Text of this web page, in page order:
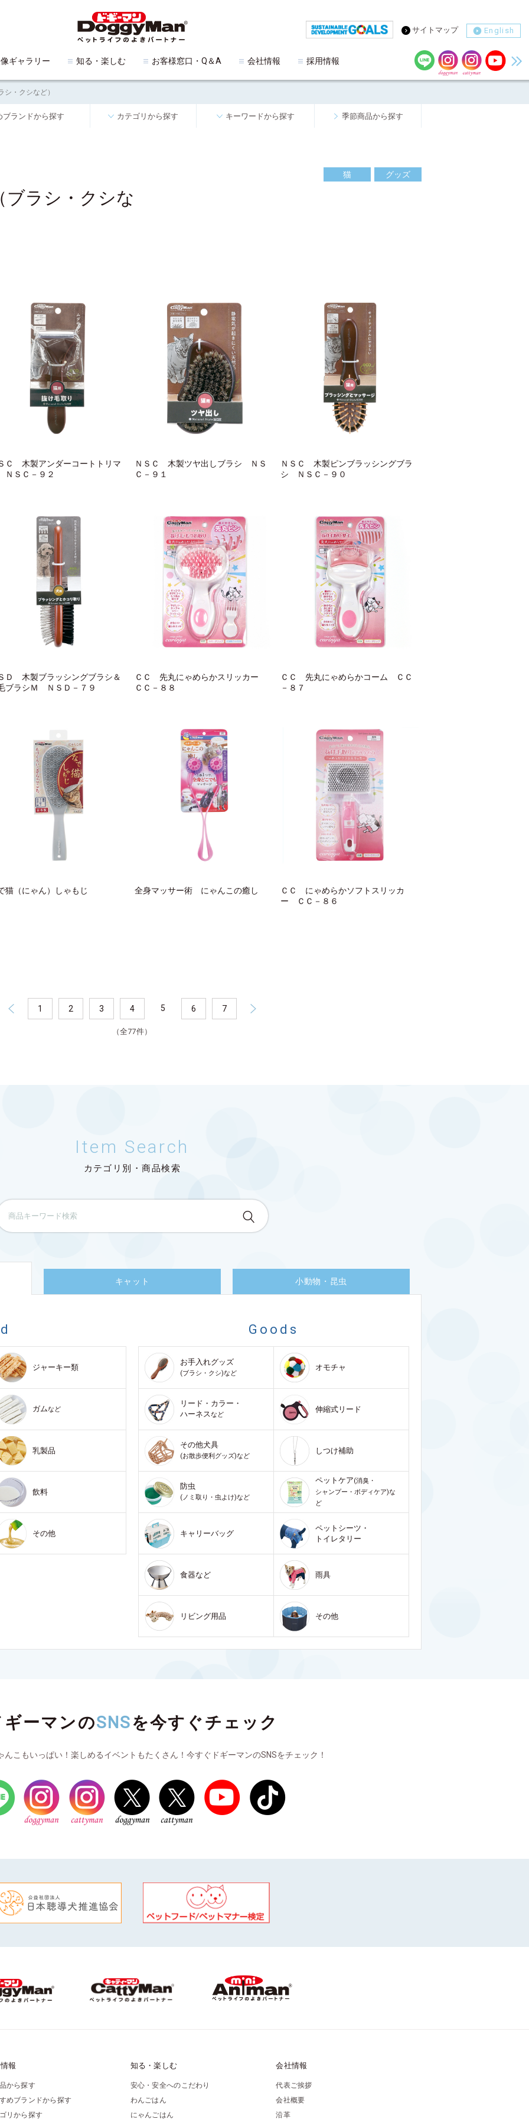
ギャラリー 知る・楽しむ お客様窓口・Q＆A 会社情報 採用情報
サイトマップ English
シ・クシなど）
ブランドから探す カテゴリから探す キーワードから探す 季節商品から探す
ラシ・クシな
猫 グッズ
Ｃ 木製アンダーコートトリマ
ＳＣ－９２
ＮＳＣ 木製ツヤ出しブラシ ＮＳ
Ｃ－９１
ＮＳＣ 木製ピンブラッシングブラ
シ ＮＳＣ－９０
Ｄ 木製ブラッシングブラシ＆
ブラシＭ ＮＳＤ－７９
ＣＣ 先丸にゃめらかスリッカー
ＣＣ－８８
ＣＣ 先丸にゃめらかコーム ＣＣ
－８７
猫（にゃん）しゃもじ 全身マッサー術 にゃんこの癒し
ＣＣ にゃめらかソフトスリッカ
ー ＣＣ－８６
1 2 3 4 5 6 7
（全77件）
Item Search
カテゴリ別・商品検索
キャット 小動物・昆虫
ジャーキー類
ガムなど
乳製品
飲料
その他
Goods
お手入れグッズ
(ブラシ・クシ)など
オモチャ
リード・カラー・
ハーネスなど
伸縮式リード
その他犬具
(お散歩便利グッズ)など
しつけ補助
防虫
(ノミ取り・虫よけ)など
ペットケア(消臭・
シャンプー・ボディケア)な
ど
キャリーバッグ
ペットシーツ・
トイレタリー
食器など 雨具
リビング用品 その他
ギーマンのSNSを今すぐチェック
んこもいっぱい！楽しめるイベントもたくさん！今すぐドギーマンのSNSをチェック！
報
から探す
めブランドから探す
リから探す
知る・楽しむ
安心・安全へのこだわり
わんごはん
にゃんごはん
会社情報
代表ご挨拶
会社概要
沿革